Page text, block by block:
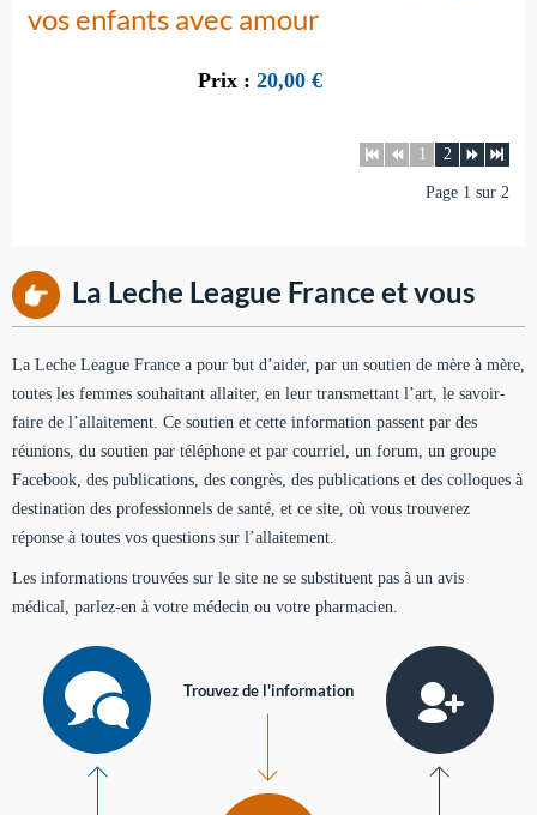
vos enfants avec amour
Prix : 20,00 €
1 2
Page 1 sur 2
La Leche League France et vous
La Leche League France a pour but d’aider, par un soutien de mère à mère,
toutes les femmes souhaitant allaiter, en leur transmettant l’art, le savoir-
faire de l’allaitement. Ce soutien et cette information passent par des
réunions, du soutien par téléphone et par courriel, un forum, un groupe
Facebook, des publications, des congrès, des publications et des colloques à
destination des professionnels de santé, et ce site, où vous trouverez
réponse à toutes vos questions sur l’allaitement.
Les informations trouvées sur le site ne se substituent pas à un avis
médical, parlez-en à votre médecin ou votre pharmacien.
Trouvez de l'information